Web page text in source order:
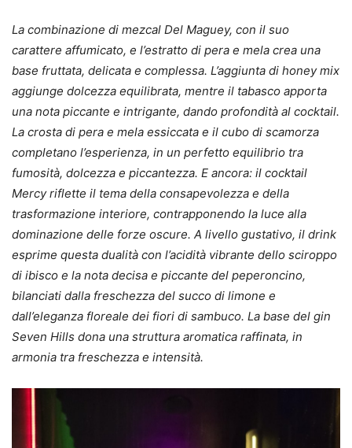
La combinazione di mezcal Del Maguey, con il suo
carattere affumicato, e l’estratto di pera e mela crea una
base fruttata, delicata e complessa. L’aggiunta di honey mix
aggiunge dolcezza equilibrata, mentre il tabasco apporta
una nota piccante e intrigante, dando profondità al cocktail.
La crosta di pera e mela essiccata e il cubo di scamorza
completano l’esperienza, in un perfetto equilibrio tra
fumosità, dolcezza e piccantezza. E ancora: il cocktail
Mercy riflette il tema della consapevolezza e della
trasformazione interiore, contrapponendo la luce alla
dominazione delle forze oscure. A livello gustativo, il drink
esprime questa dualità con l’acidità vibrante dello sciroppo
di ibisco e la nota decisa e piccante del peperoncino,
bilanciati dalla freschezza del succo di limone e
dall’eleganza floreale dei fiori di sambuco. La base del gin
Seven Hills dona una struttura aromatica raffinata, in
armonia tra freschezza e intensità.